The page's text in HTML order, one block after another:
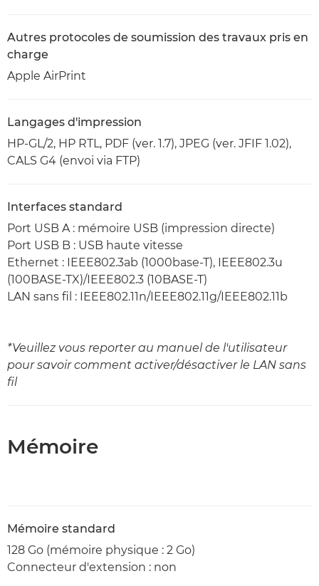
Autres protocoles de soumission des travaux pris en
charge
Apple AirPrint
Langages d'impression
HP-GL/2, HP RTL, PDF (ver. 1.7), JPEG (ver. JFIF 1.02),
CALS G4 (envoi via FTP)
Interfaces standard
Port USB A : mémoire USB (impression directe)
Port USB B : USB haute vitesse
Ethernet : IEEE802.3ab (1000base-T), IEEE802.3u
(100BASE-TX)/IEEE802.3 (10BASE-T)
LAN sans fil : IEEE802.11n/IEEE802.11g/IEEE802.11b
*Veuillez vous reporter au manuel de l'utilisateur
pour savoir comment activer/désactiver le LAN sans
fil
Mémoire
Mémoire standard
128 Go (mémoire physique : 2 Go)
Connecteur d'extension : non